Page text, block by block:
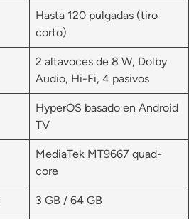
Hasta 120 pulgadas (tiro
corto)
2 altavoces de 8 W, Dolby
Audio, Hi-Fi, 4 pasivos
HyperOS basado en Android
TV
MediaTek MT9667 quad-
core
3 GB / 64 GB